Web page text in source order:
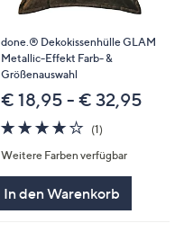
done.® Dekokissenhülle GLAM
Metallic-Effekt Farb- &
Größenauswahl
€ 18,95 - € 32,95
4.0
von
5
(1)1
Weitere Farben verfügbar
In den Warenkorb